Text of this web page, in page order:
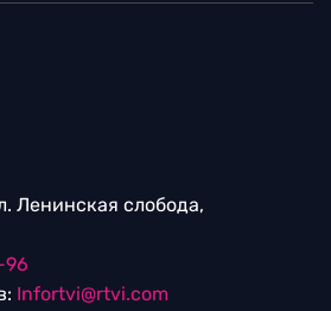
Ленинская слобода,
96
Infortvi@rtvi.com